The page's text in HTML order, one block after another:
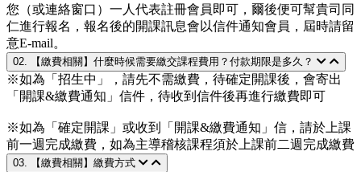
您（或連絡窗口）一人代表註冊會員即可，爾後便可幫貴司同
仁進行報名，報名後的開課訊息會以信件通知會員，屆時請留
意E-mail。
02. 【繳費相關】什麼時候需要繳交課程費用？付款期限是多久？
※如為「招生中」，請先不需繳費，待確定開課後，會寄出
「開課&繳費通知」信件，待收到信件後再進行繳費即可
※如為「確定開課」或收到「開課&繳費通知」信，請於上課
前一週完成繳費，如為主導稽核課程須於上課前二週完成繳費
03. 【繳費相關】繳費方式